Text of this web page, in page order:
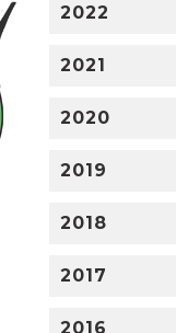
2022
2021
2020
2019
2018
2017
2016